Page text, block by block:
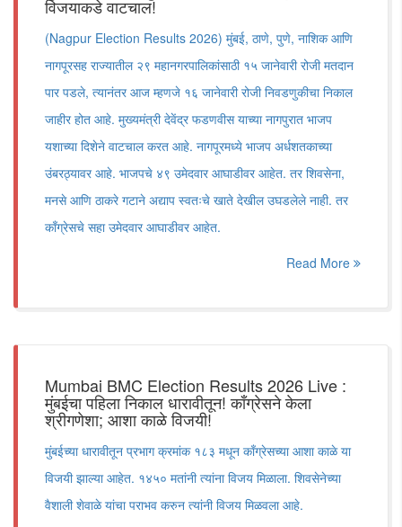
विजयाकडे वाटचाल!
(Nagpur Election Results 2026) मुंबई, ठाणे, पुणे, नाशिक आणि
नागपूरसह राज्यातील २९ महानगरपालिकांसाठी १५ जानेवारी रोजी मतदान
पार पडले, त्यानंतर आज म्हणजे १६ जानेवारी रोजी निवडणुकीचा निकाल
जाहीर होत आहे. मुख्यमंत्री देवेंद्र फडणवीस याच्या नागपुरात भाजप
यशाच्या दिशेने वाटचाल करत आहे. नागपूरमध्ये भाजप अर्धशतकाच्या
उंबरठ्यावर आहे. भाजपचे ४९ उमेदवार आघाडीवर आहेत. तर शिवसेना,
मनसे आणि ठाकरे गटाने अद्याप स्वतःचे खाते देखील उघडलेले नाही. तर
काँग्रेसचे सहा उमेदवार आघाडीवर आहेत.
Read More
Mumbai BMC Election Results 2026 Live :
मुंबईचा पहिला निकाल धारावीतून! काँग्रेसने केला
श्रीगणेशा; आशा काळे विजयी!
मुंबईच्या धारावीतून प्रभाग क्रमांक १८३ मधून काँग्रेसच्या आशा काळे या
विजयी झाल्या आहेत. १४५० मतांनी त्यांना विजय मिळाला. शिवसेनेच्या
वैशाली शेवाळे यांचा पराभव करुन त्यांनी विजय मिळवला आहे.